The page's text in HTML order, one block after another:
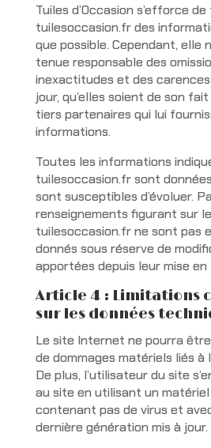
Tuiles d’Occasion s’efforce
tuilesoccasion.fr des
que possible. Cependant, elle
tenue responsable des
inexactitudes et des carences
jour, qu’elles soient de son
tiers partenaires qui lui
informations.
Toutes les informations
tuilesoccasion.fr sont
sont susceptibles d’évoluer.
renseignements figurant sur
tuilesoccasion.fr ne sont pas
donnés sous réserve de
apportées depuis leur mise en
Article 4 : Limitations
sur les données
Le site Internet ne pourra
de dommages matériels liés à
De plus, l’utilisateur du site
au site en utilisant un
contenant pas de virus et
dernière génération mis à jour.